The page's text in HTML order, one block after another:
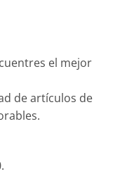
el mejor
de artículos de